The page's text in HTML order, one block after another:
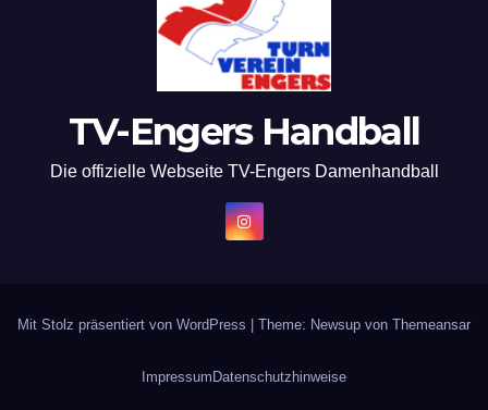
TV-Engers Handball
Die offizielle Webseite TV-Engers Damenhandball
Mit Stolz präsentiert von WordPress | Theme: Newsup von Themeansar
Impressum Datenschutzhinweise